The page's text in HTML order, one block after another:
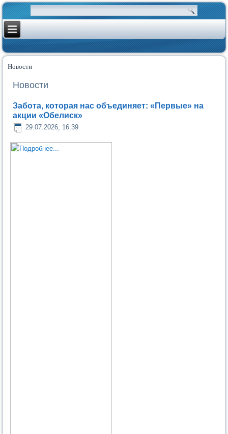
Новости
Новости
Забота, которая нас объединяет: «Первые» на
акции «Обелиск»
29.07.2026, 16:39